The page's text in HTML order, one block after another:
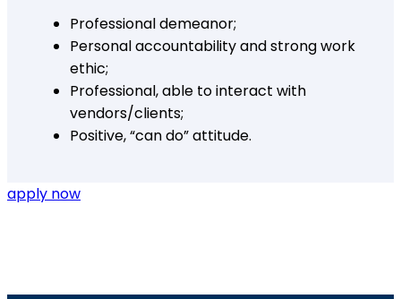
Professional demeanor;
Personal accountability and strong work
ethic;
Professional, able to interact with
vendors/clients;
Positive, “can do” attitude.
apply now